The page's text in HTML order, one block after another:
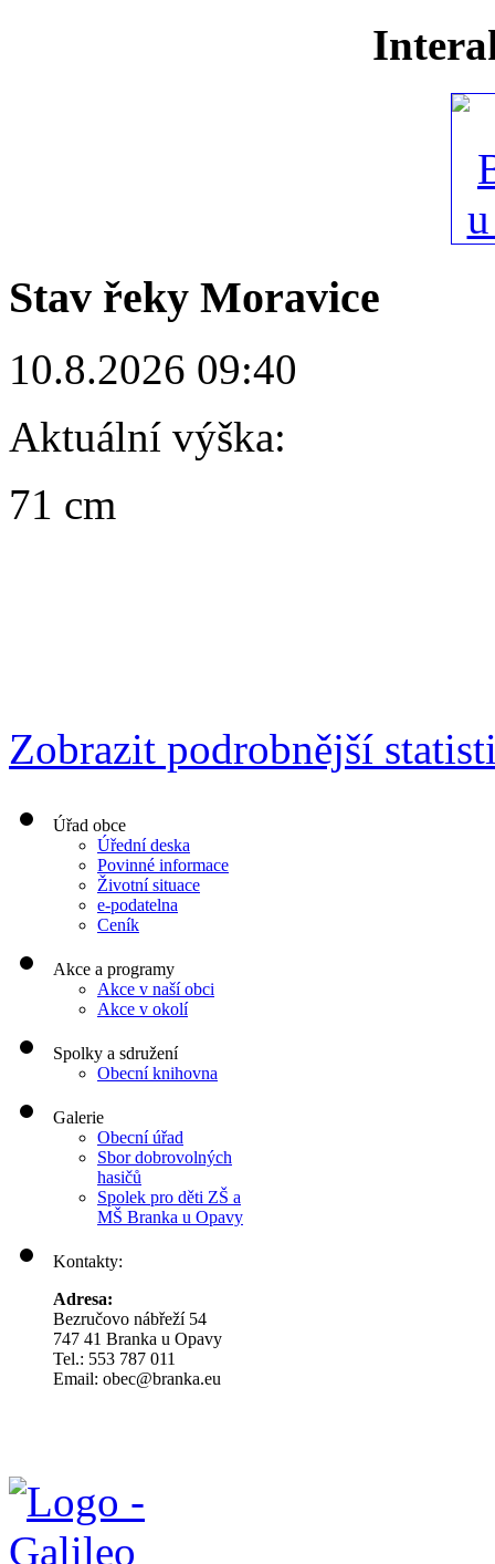
Stav řeky Moravice
10.8.2026 09:40
Aktuální výška:
71 cm
Zobrazit podrobnější
Úřad obce
Úřední deska
Povinné informace
Životní situace
e-podatelna
Ceník
Akce a programy
Akce v naší obci
Akce v okolí
Spolky a sdružení
Obecní knihovna
Galerie
Obecní úřad
Sbor dobrovolných
hasičů
Spolek pro děti ZŠ a
MŠ Branka u Opavy
Kontakty:
Adresa:
Bezručovo nábřeží 54
747 41 Branka u Opavy
Tel.: 553 787 011
Email: obec@branka.eu